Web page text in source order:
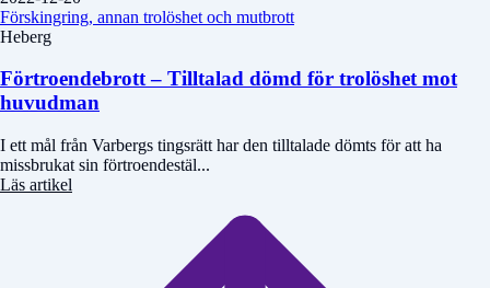
Förskingring, annan trolöshet och mutbrott
Heberg
Förtroendebrott – Tilltalad dömd för trolöshet mot
huvudman
I ett mål från Varbergs tingsrätt har den tilltalade dömts för att ha
missbrukat sin förtroendestäl...
Läs artikel